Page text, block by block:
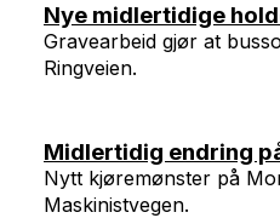
Nye midlertidige
Gravearbeid gjør at
Ringveien.
Midlertidig endring
Nytt kjøremønster på
Maskinistvegen.